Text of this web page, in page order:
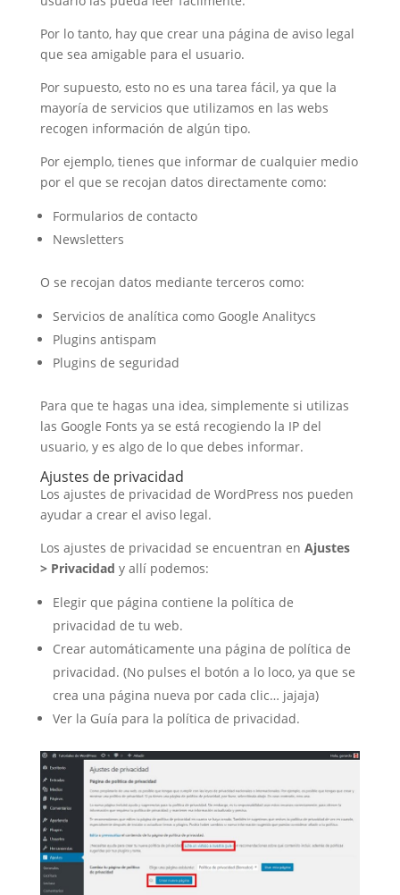
Por lo tanto, hay que crear una página de aviso legal
que sea amigable para el usuario.
Por supuesto, esto no es una tarea fácil, ya que la
mayoría de servicios que utilizamos en las webs
recogen información de algún tipo.
Por ejemplo, tienes que informar de cualquier medio
por el que se recojan datos directamente como:
Formularios de contacto
Newsletters
O se recojan datos mediante terceros como:
Servicios de analítica como Google Analitycs
Plugins antispam
Plugins de seguridad
Para que te hagas una idea, simplemente si utilizas
las Google Fonts ya se está recogiendo la IP del
usuario, y es algo de lo que debes informar.
Ajustes de privacidad
Los ajustes de privacidad de WordPress nos pueden
ayudar a crear el aviso legal.
Los ajustes de privacidad se encuentran en Ajustes
> Privacidad y allí podemos:
Elegir que página contiene la política de
privacidad de tu web.
Crear automáticamente una página de política de
privacidad. (No pulses el botón a lo loco, ya que se
crea una página nueva por cada clic… jajaja)
Ver la Guía para la política de privacidad.